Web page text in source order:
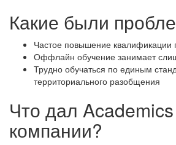
Какие были
Частое повышение квалификации
Оффлайн обучение занимает
Трудно обучаться по единым
территориального разобщения
Что дал Academics
компании?